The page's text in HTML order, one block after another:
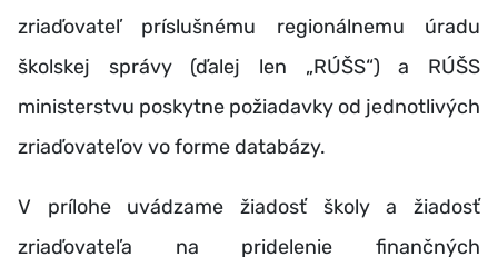
zriaďovateľ príslušnému regionálnemu úradu
školskej správy (ďalej len „RÚŠS“) a RÚŠS
ministerstvu poskytne požiadavky od jednotlivých
zriaďovateľov vo forme databázy.
V prílohe uvádzame žiadosť školy a žiadosť
zriaďovateľa na pridelenie finančných